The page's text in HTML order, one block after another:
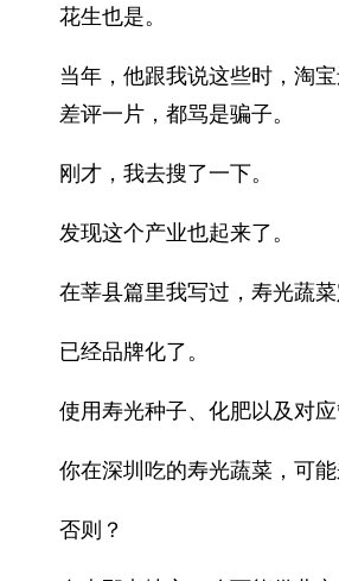
花生也是。
当年，他跟我说这些时，淘
差评一片，都骂是骗子。
刚才，我去搜了一下。
发现这个产业也起来了。
在莘县篇里我写过，寿光蔬
已经品牌化了。
使用寿光种子、化肥以及对
你在深圳吃的寿光蔬菜，可能
否则？